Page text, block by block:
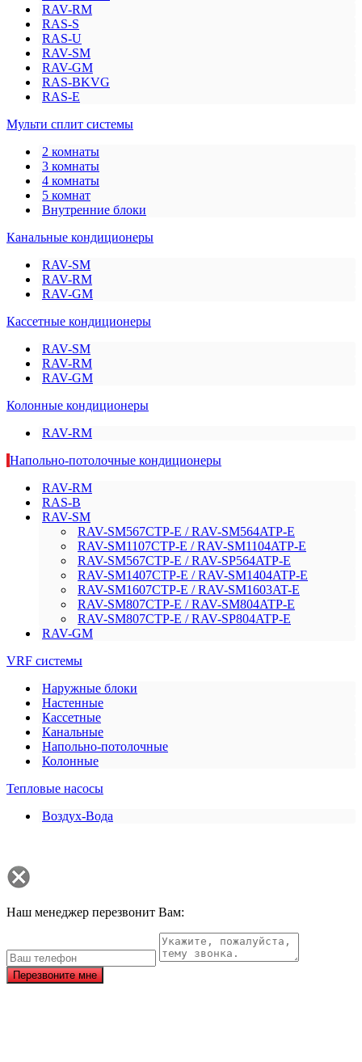
RAV-RM
RAS-S
RAS-U
RAV-SM
RAV-GM
RAS-BKVG
RAS-E
Мульти сплит системы
2 комнаты
3 комнаты
4 комнаты
5 комнат
Внутренние блоки
Канальные кондиционеры
RAV-SM
RAV-RM
RAV-GM
Кассетные кондиционеры
RAV-SM
RAV-RM
RAV-GM
Колонные кондиционеры
RAV-RM
Напольно-потолочные кондиционеры
RAV-RM
RAS-B
RAV-SM
RAV-SM567CTP-E / RAV-SM564ATP-E
RAV-SM1107CTP-E / RAV-SM1104ATP-E
RAV-SM567CTP-E / RAV-SP564ATP-E
RAV-SM1407CTP-E / RAV-SM1404ATP-E
RAV-SM1607CTP-E / RAV-SM1603AT-E
RAV-SM807CTP-E / RAV-SM804ATP-E
RAV-SM807CTP-E / RAV-SP804ATP-E
RAV-GM
VRF системы
Наружные блоки
Настенные
Кассетные
Канальные
Напольно-потолочные
Колонные
Тепловые насосы
Воздух-Вода
Наш менеджер перезвонит Вам:
Перезвоните мне